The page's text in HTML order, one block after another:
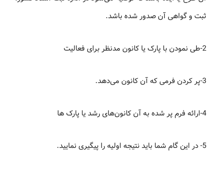
ثبت و گواهی آن صدور شده باشد.
2-طی نمودن با پارک یا کانون مدنظر برای فعالیت
3-پر کردن فرمی که آن کانون می‌دهد.
4-ارائه فرم پر شده به آن کانون‌های رشد یا پارک ها
5- در این گام شما باید نتیجه اولیه را پیگیری نمایید.